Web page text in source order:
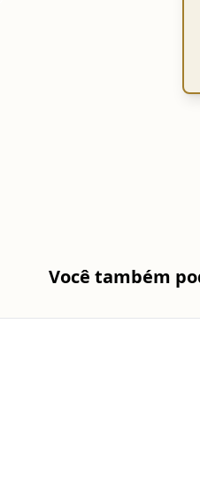
Você também